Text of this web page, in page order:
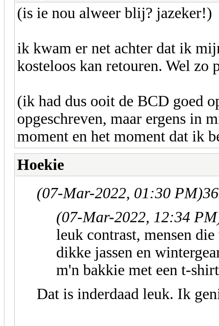
(is ie nou alweer blij? jazeker!)
ik kwam er net achter dat ik
kosteloos kan retouren. Wel zo
(ik had dus ooit de BCD goed
opgeschreven, maar ergens in
moment en het moment dat ik
Hoekie
(07-Mar-2022, 01:30 PM)
(07-Mar-2022, 12:34
leuk contrast, mensen
dikke jassen en
m'n bakkie met een t-
Dat is inderdaad leuk. Ik